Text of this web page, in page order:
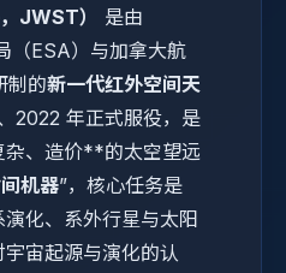
JWST）
是由
（ESA）与加拿大航
制的新一代红外空间天
2022 年正式服役，是
杂、造价**的太空望远
机器”，核心任务是
化、系外行星与太阳
宙起源与演化的认